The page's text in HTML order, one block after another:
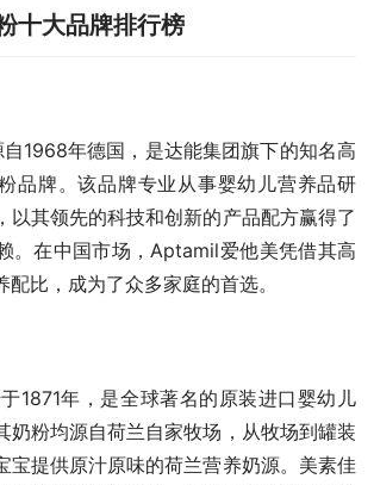
十大品牌排行榜
1968年德国，是达能集团旗下的知名高
品牌。该品牌专业从事婴幼儿营养品研
以其领先的科技和创新的产品配方赢得了
。在中国市场，Aptamil爱他美凭借其高
比，成为了众多家庭的首选。
1871年，是全球著名的原装进口婴幼儿
奶粉均源自荷兰自家牧场，从牧场到罐装
宝提供原汁原味的荷兰营养奶源。美素佳